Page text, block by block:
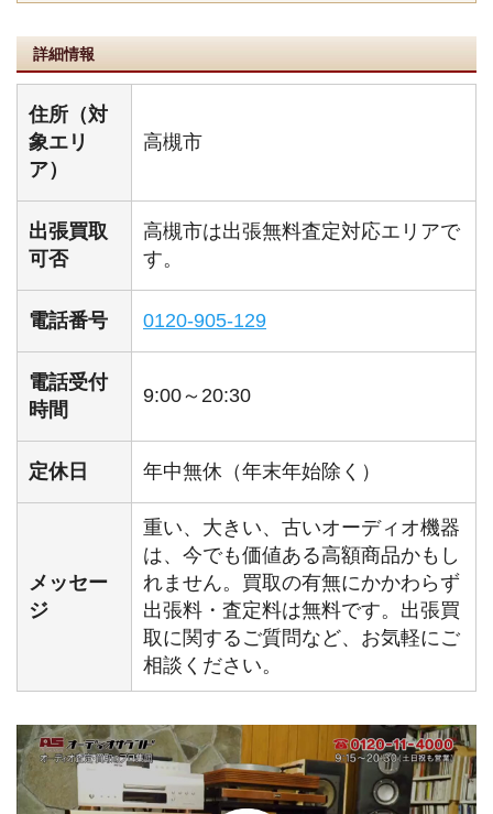
詳細情報
住所（対
象エリ
ア）
高槻市
出張買取
可否
高槻市は出張無料査定対応エリアで
す。
電話番号 0120-905-129
電話受付
時間
9:00～20:30
定休日 年中無休（年末年始除く）
メッセー
ジ
重い、大きい、古いオーディオ機器
は、今でも価値ある高額商品かもし
れません。買取の有無にかかわらず
出張料・査定料は無料です。出張買
取に関するご質問など、お気軽にご
相談ください。